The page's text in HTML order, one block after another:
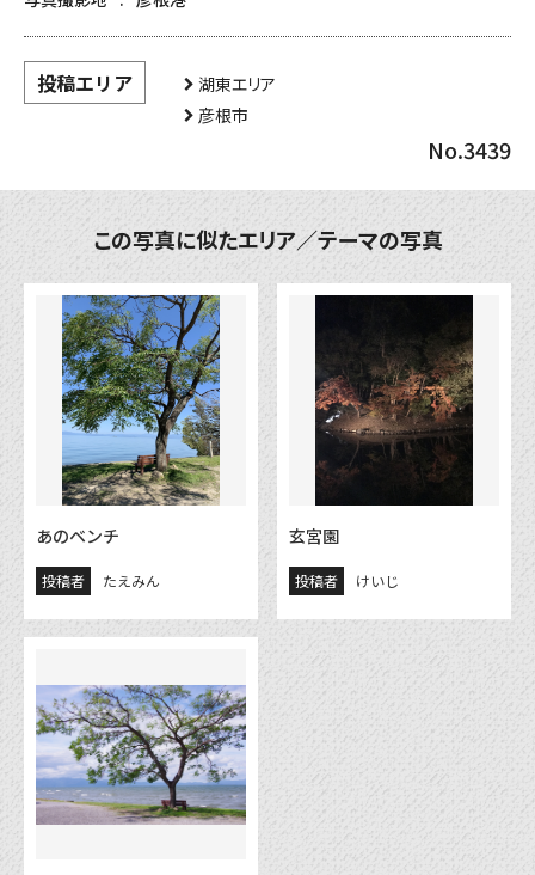
投稿エリア
湖東エリア
彦根市
No.3439
この写真に似たエリア／テーマの写真
あのベンチ
投稿者 たえみん
玄宮園
投稿者 けいじ